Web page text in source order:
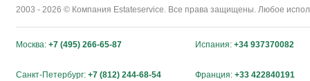
2003 - 2026 © Компания Estateservice. Все права защищены. Любое
Москва: +7 (495) 266-65-87 Испания: +34 937370082
Санкт-Петербург: +7 (812) 244-68-54 Франция: +33 422840191